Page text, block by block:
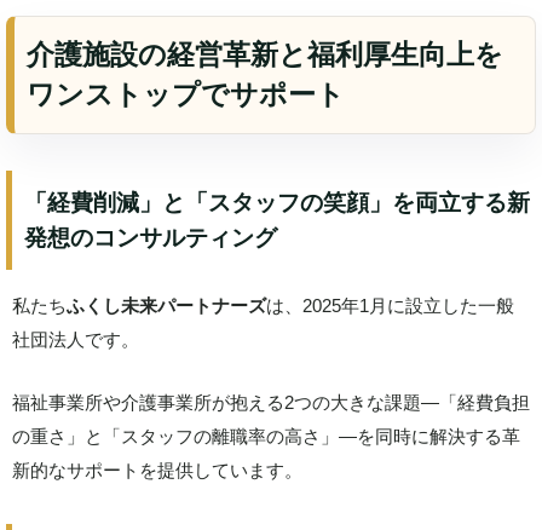
介護施設の経営革新と福利厚生向上を
ワンストップでサポート
「経費削減」と「スタッフの笑顔」を両立する新
発想のコンサルティング
私たちふくし未来パートナーズは、2025年1月に設立した一般
社団法人です。
福祉事業所や介護事業所が抱える2つの大きな課題—「経費負担
の重さ」と「スタッフの離職率の高さ」—を同時に解決する革
新的なサポートを提供しています。